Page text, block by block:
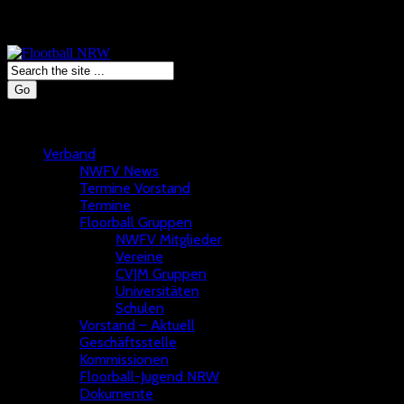
Go
Verband
NWFV News
Termine Vorstand
Termine
Floorball Gruppen
NWFV Mitglieder
Vereine
CVJM Gruppen
Universitäten
Schulen
Vorstand – Aktuell
Geschäftsstelle
Kommissionen
Floorball-Jugend NRW
Dokumente